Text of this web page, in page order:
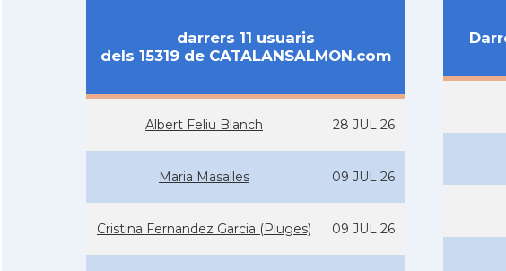
darrers 11 usuaris
dels 15319 de CATALANSALMON.com
Albert Feliu Blanch 28 JUL 26
Maria Masalles 09 JUL 26
Cristina Fernandez Garcia (Pluges) 09 JUL 26